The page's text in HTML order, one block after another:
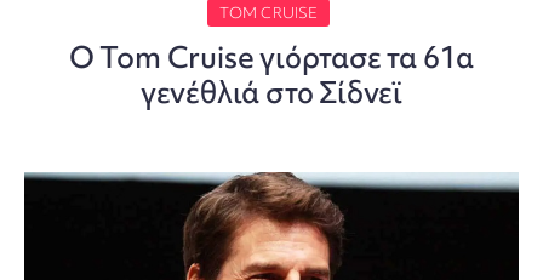
TOM CRUISE
Ο Tom Cruise γιόρτασε τα 61α
γενέθλιά στο Σίδνεϊ